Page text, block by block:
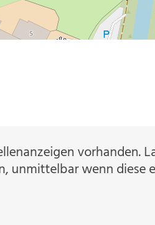
vorhanden.
unmittelbar wenn diese